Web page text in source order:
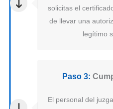
solicitas el
de llevar una
legítimo
Paso 3:
El personal del